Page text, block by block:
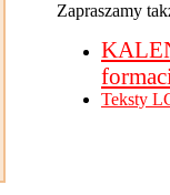
Zapraszamy
Teksty